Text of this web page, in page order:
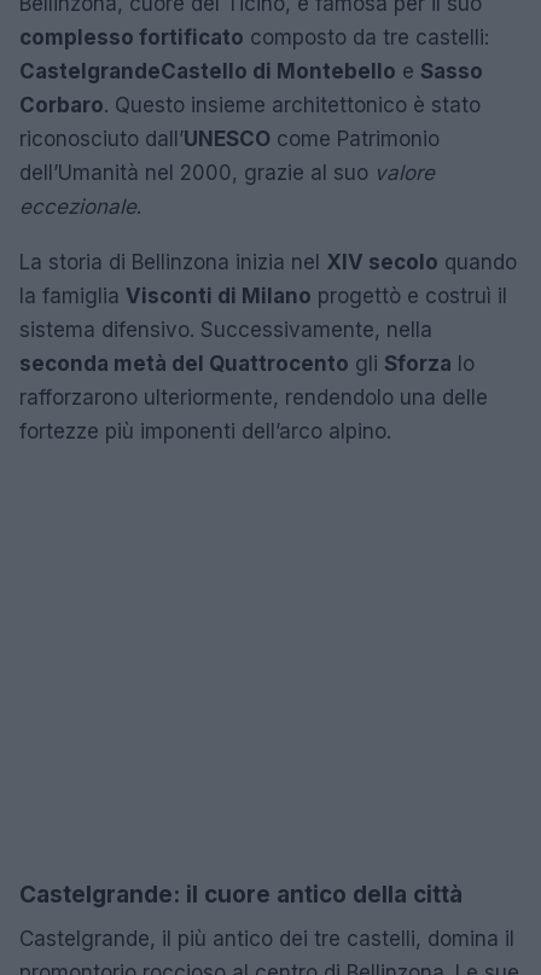
complesso fortificato composto da tre castelli:
CastelgrandeCastello di Montebello e Sasso
Corbaro. Questo insieme architettonico è stato
riconosciuto dall’UNESCO come Patrimonio
dell’Umanità nel 2000, grazie al suo valore
eccezionale.
La storia di Bellinzona inizia nel XIV secolo quando
la famiglia Visconti di Milano progettò e costruì il
sistema difensivo. Successivamente, nella
seconda metà del Quattrocento gli Sforza lo
rafforzarono ulteriormente, rendendolo una delle
fortezze più imponenti dell’arco alpino.
Castelgrande: il cuore antico della città
Castelgrande, il più antico dei tre castelli, domina il